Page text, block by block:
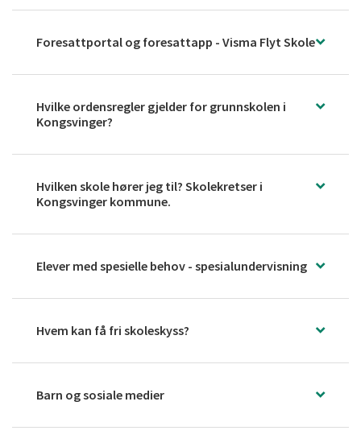
Foresattportal og foresattapp - Visma Flyt Skole
Hvilke ordensregler gjelder for grunnskolen i
Kongsvinger?
Hvilken skole hører jeg til? Skolekretser i
Kongsvinger kommune.
Elever med spesielle behov - spesialundervisning
Hvem kan få fri skoleskyss?
Barn og sosiale medier